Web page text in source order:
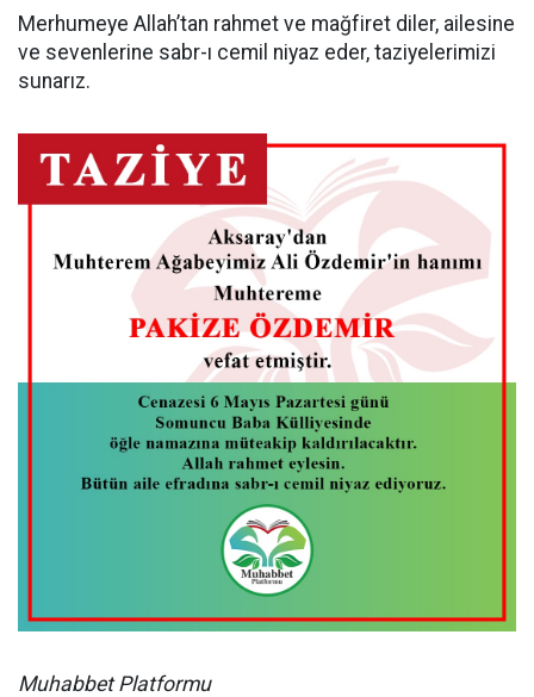
Merhumeye Allah’tan rahmet ve mağfiret diler, ailesine
ve sevenlerine sabr-ı cemil niyaz eder, taziyelerimizi
sunarız.
Muhabbet Platformu